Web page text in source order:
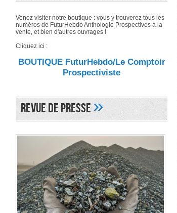
Venez visiter notre boutique : vous y trouverez tous les
numéros de FuturHebdo Anthologie Prospectives à la
vente, et bien d'autres ouvrages !
Cliquez ici :
BOUTIQUE FuturHebdo/Le Comptoir
Prospectiviste
Revue de Presse»